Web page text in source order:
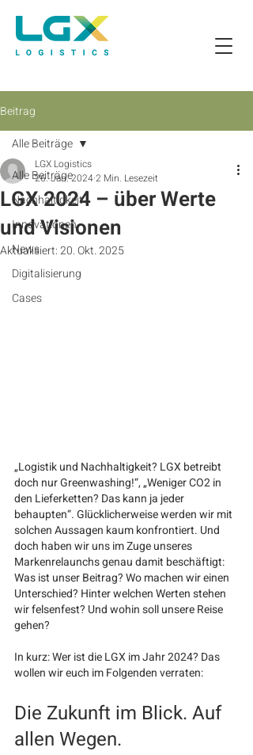
Beitrag
Alle Beiträge
Nachhaltigkeit
Innovationen
News
Digitalisierung
Cases
Alle Beiträge
LGX 2024 – über Werte
und Visionen
LGX Logistics
26. Jan. 20242 Min. Lesezeit
Aktualisiert:20. Okt. 2025
„Logistik und Nachhaltigkeit? LGX betreibt
doch nur Greenwashing!“, „Weniger CO2 in
den Lieferketten? Das kann ja jeder
behaupten“. Glücklicherweise werden wir mit
solchen Aussagen kaum konfrontiert. Und
doch haben wir uns im Zuge unseres
Markenrelaunchs genau damit beschäftigt:
Was ist unser Beitrag? Wo machen wir einen
Unterschied? Hinter welchen Werten stehen
wir felsenfest? Und wohin soll unsere Reise
gehen?
In kurz: Wer ist die LGX im Jahr 2024? Das
wollen wir euch im Folgenden verraten:
Die Zukunft im Blick. Auf
allen Wegen.